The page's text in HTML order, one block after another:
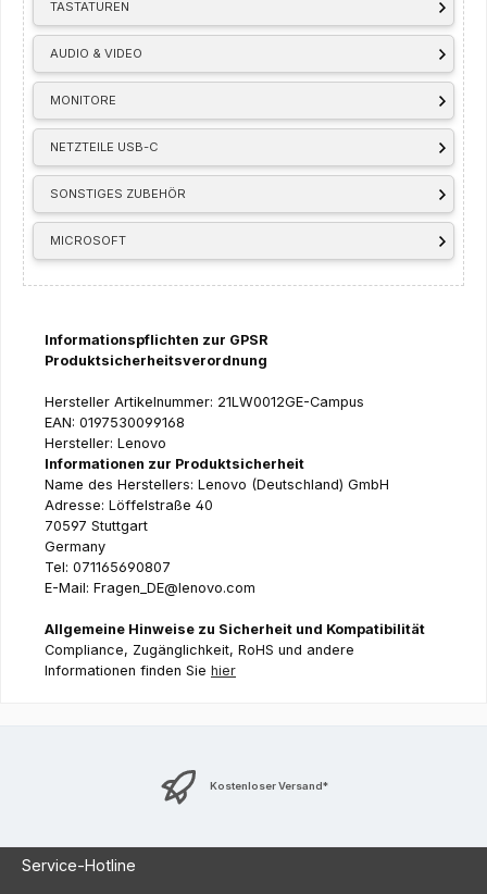
TASTATUREN
AUDIO & VIDEO
MONITORE
NETZTEILE USB-C
SONSTIGES ZUBEHÖR
MICROSOFT
Informationspflichten zur GPSR
Produktsicherheitsverordnung
Hersteller Artikelnummer: 21LW0012GE-Campus
EAN: 0197530099168
Hersteller: Lenovo
Informationen zur Produktsicherheit
Name des Herstellers: Lenovo (Deutschland) GmbH
Adresse: Löffelstraße 40
70597 Stuttgart
Germany
Tel: 071165690807
E-Mail: Fragen_DE@lenovo.com
Allgemeine Hinweise zu Sicherheit und Kompatibilität
Compliance, Zugänglichkeit, RoHS und andere
Informationen finden Sie hier
Kostenloser Versand*
Service-Hotline